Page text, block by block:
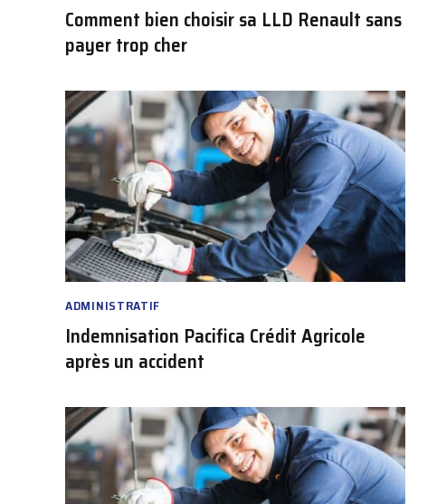
Comment bien choisir sa LLD Renault sans
payer trop cher
ADMINISTRATIF
Indemnisation Pacifica Crédit Agricole
après un accident